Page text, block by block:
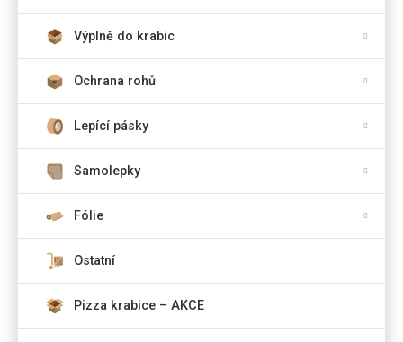
Výplně do krabic
Ochrana rohů
Lepící pásky
Samolepky
Fólie
Ostatní
Pizza krabice – AKCE